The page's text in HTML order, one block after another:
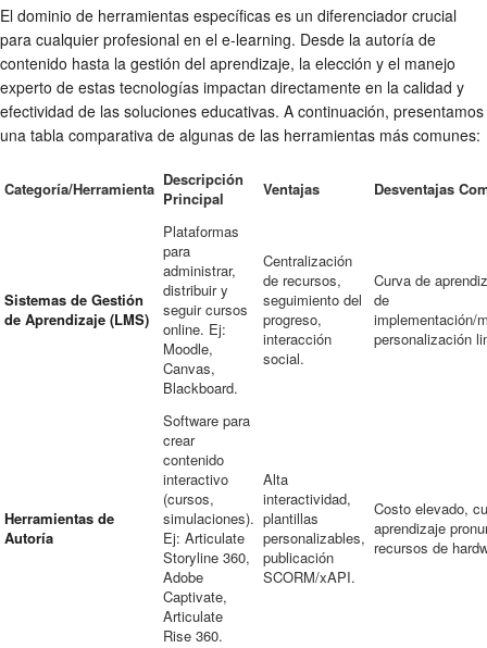
El dominio de herramientas específicas es un diferenciador crucial
para cualquier profesional en el e-learning. Desde la autoría de
contenido hasta la gestión del aprendizaje, la elección y el manejo
experto de estas tecnologías impactan directamente en la calidad y
efectividad de las soluciones educativas. A continuación, presentamos
una tabla comparativa de algunas de las herramientas más comunes:
Categoría/Herramienta Descripción
Principal
Ventajas Desventajas
Sistemas de Gestión
de Aprendizaje (LMS)
Plataformas
para
administrar,
distribuir y
seguir cursos
online. Ej:
Moodle,
Canvas,
Blackboard.
Centralización
de recursos,
seguimiento del
progreso,
interacción
social.
Curva de
de
implementación/
personalización
Herramientas de
Autoría
Software para
crear
contenido
interactivo
(cursos,
simulaciones).
Ej: Articulate
Storyline 360,
Adobe
Captivate,
Articulate
Rise 360.
Alta
interactividad,
plantillas
personalizables,
publicación
SCORM/xAPI.
Costo elevado,
aprendizaje
recursos de